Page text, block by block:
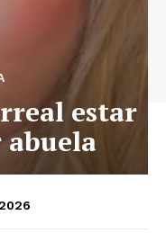
estar